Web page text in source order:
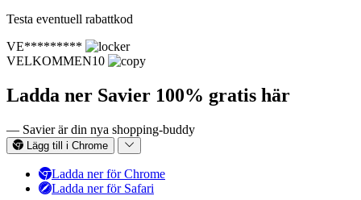
Testa eventuell rabattkod
VE*********
VELKOMMEN10
Ladda ner Savier 100% gratis här
— Savier är din nya shopping-buddy
Lägg till i Chrome
Ladda ner för Chrome
Ladda ner för Safari